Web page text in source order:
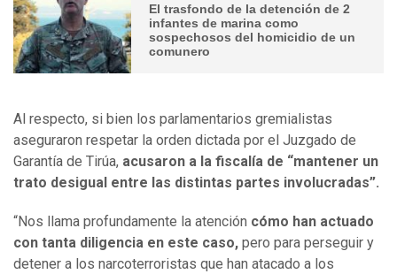
El trasfondo de la detención de 2
infantes de marina como
sospechosos del homicidio de un
comunero
Al respecto, si bien los parlamentarios gremialistas
aseguraron respetar la orden dictada por el Juzgado de
Garantía de Tirúa, acusaron a la fiscalía de “mantener un
trato desigual entre las distintas partes involucradas”.
“Nos llama profundamente la atención cómo han actuado
con tanta diligencia en este caso, pero para perseguir y
detener a los narcoterroristas que han atacado a los